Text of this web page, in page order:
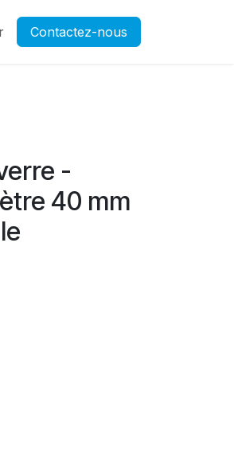
vous Ouverture d'un compte
Contactez-nous
-
40 mm